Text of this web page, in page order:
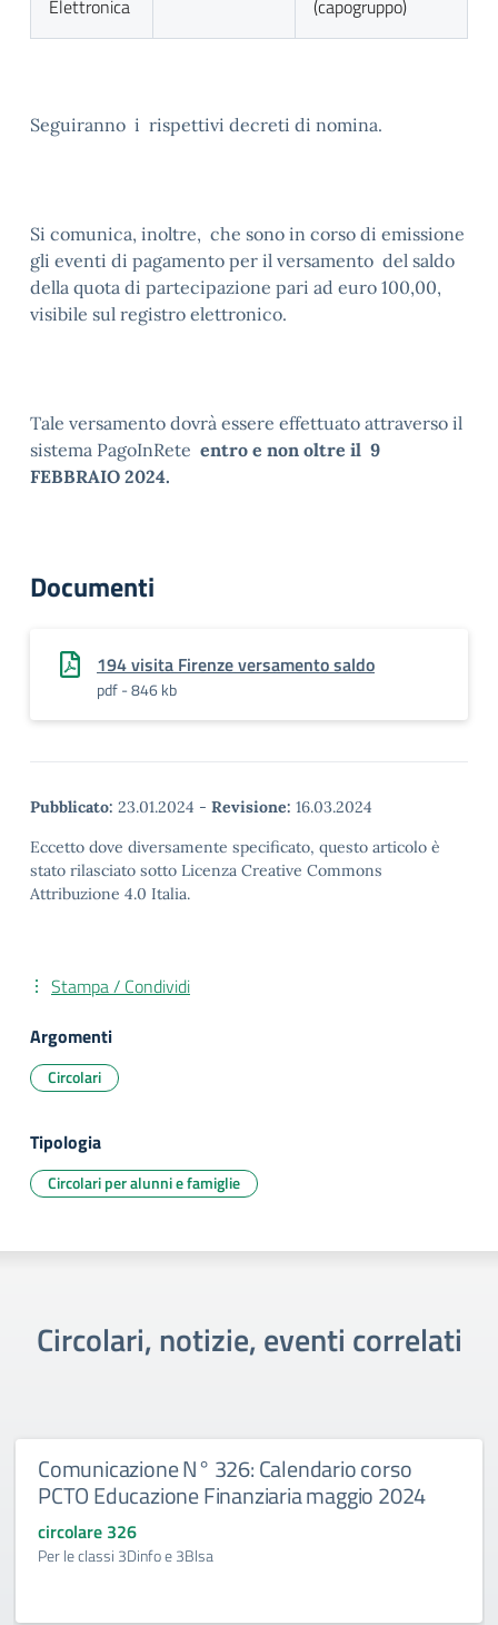
Elettronica (capogruppo)
Seguiranno i rispettivi decreti di nomina.
Si comunica, inoltre, che sono in corso di emissione
gli eventi di pagamento per il versamento del saldo
della quota di partecipazione pari ad euro 100,00,
visibile sul registro elettronico.
Tale versamento dovrà essere effettuato attraverso il
sistema PagoInRete entro e non oltre il 9
FEBBRAIO 2024.
Documenti
194 visita Firenze versamento saldo
pdf - 846 kb
Pubblicato: 23.01.2024 - Revisione: 16.03.2024
Eccetto dove diversamente specificato, questo articolo è
stato rilasciato sotto Licenza Creative Commons
Attribuzione 4.0 Italia.
Stampa / Condividi
Argomenti
Circolari
Tipologia
Circolari per alunni e famiglie
Circolari, notizie, eventi correlati
Comunicazione N° 326: Calendario corso
PCTO Educazione Finanziaria maggio 2024
circolare 326
Per le classi 3Dinfo e 3Blsa